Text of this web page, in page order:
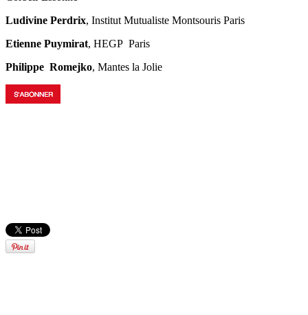
Ludivine Perdrix, Institut Mutualiste Montsouris Paris
Etienne Puymirat, HEGP Paris
Philippe Romejko, Mantes la Jolie